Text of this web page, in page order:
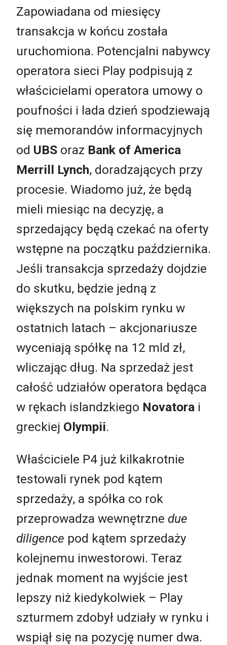
Zapowiadana od miesięcy
transakcja w końcu została
uruchomiona. Potencjalni nabywcy
operatora sieci Play podpisują z
właścicielami operatora umowy o
poufności i lada dzień spodziewają
się memorandów informacyjnych
od UBS oraz Bank of America
Merrill Lynch, doradzających przy
procesie. Wiadomo już, że będą
mieli miesiąc na decyzję, a
sprzedający będą czekać na oferty
wstępne na początku października.
Jeśli transakcja sprzedaży dojdzie
do skutku, będzie jedną z
większych na polskim rynku w
ostatnich latach – akcjonariusze
wyceniają spółkę na 12 mld zł,
wliczając dług. Na sprzedaż jest
całość udziałów operatora będąca
w rękach islandzkiego Novatora i
greckiej Olympii.
Właściciele P4 już kilkakrotnie
testowali rynek pod kątem
sprzedaży, a spółka co rok
przeprowadza wewnętrzne due
diligence pod kątem sprzedaży
kolejnemu inwestorowi. Teraz
jednak moment na wyjście jest
lepszy niż kiedykolwiek – Play
szturmem zdobył udziały w rynku i
wspiął się na pozycję numer dwa.